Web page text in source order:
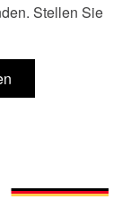
Stellen Sie